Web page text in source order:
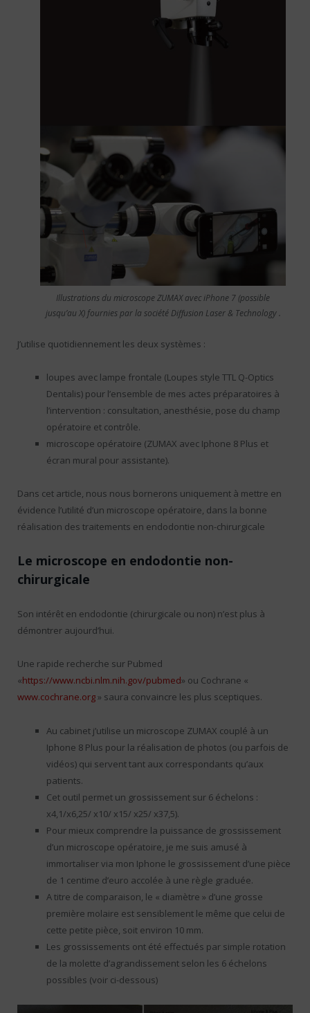
Illustrations du microscope ZUMAX avec iPhone 7 (possible
jusqu’au X) fournies par la société Diffusion Laser & Technology .
J’utilise quotidiennement les deux systèmes :
loupes avec lampe frontale (Loupes style TTL Q-Optics
Dentalis) pour l’ensemble de mes actes préparatoires à
l’intervention : consultation, anesthésie, pose du champ
opératoire et contrôle.
microscope opératoire (ZUMAX avec Iphone 8 Plus et
écran mural pour assistante).
Dans cet article, nous nous bornerons uniquement à mettre en
évidence l’utilité d’un microscope opératoire, dans la bonne
réalisation des traitements en endodontie non-chirurgicale
Le microscope en endodontie non-
chirurgicale
Son intérêt en endodontie (chirurgicale ou non) n’est plus à
démontrer aujourd’hui.
Une rapide recherche sur Pubmed
«https://www.ncbi.nlm.nih.gov/pubmed» ou Cochrane «
www.cochrane.org» saura convaincre les plus sceptiques.
Au cabinet j’utilise un microscope ZUMAX couplé à un
Iphone 8 Plus pour la réalisation de photos (ou parfois de
vidéos) qui servent tant aux correspondants qu’aux
patients.
Cet outil permet un grossissement sur 6 échelons :
x4,1/x6,25/ x10/ x15/ x25/ x37,5).
Pour mieux comprendre la puissance de grossissement
d’un microscope opératoire, je me suis amusé à
immortaliser via mon Iphone le grossissement d’une pièce
de 1 centime d’euro accolée à une règle graduée.
A titre de comparaison, le « diamètre » d’une grosse
première molaire est sensiblement le même que celui de
cette petite pièce, soit environ 10 mm.
Les grossissements ont été effectués par simple rotation
de la molette d’agrandissement selon les 6 échelons
possibles (voir ci-dessous)